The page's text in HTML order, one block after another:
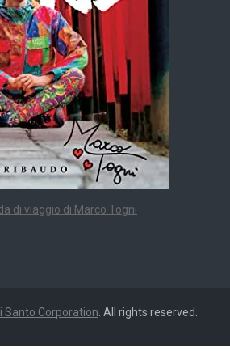
di viaggio di Marco Togni
Santo Corporation. All rights reserved.